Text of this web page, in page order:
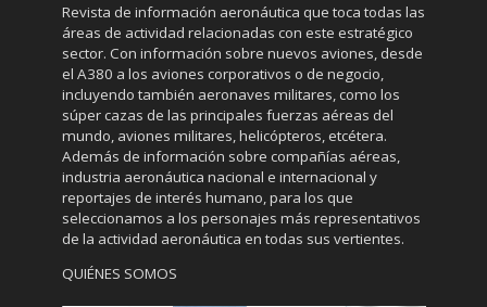
Revista de información aeronáutica que toca todas las
áreas de actividad relacionadas con este estratégico
sector. Con información sobre nuevos aviones, desde
el A380 a los aviones corporativos o de negocio,
incluyendo también aeronaves militares, como los
súper cazas de las principales fuerzas aéreas del
mundo, aviones militares, helicópteros, etcétera.
Además de información sobre compañías aéreas,
industria aeronáutica nacional e internacional y
reportajes de interés humano, para los que
seleccionamos a los personajes más representativos
de la actividad aeronáutica en todas sus vertientes.
QUIÉNES SOMOS